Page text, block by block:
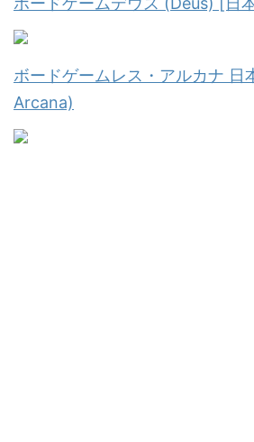
ボードゲームレス・アルカナ 日
Arcana)